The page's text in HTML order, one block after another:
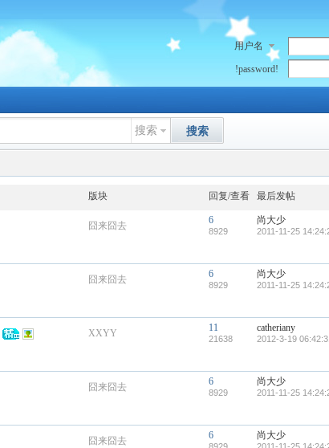
用户名
!password!
搜索 搜索
版块 回复/查看 最后发帖
囧来囧去 6
8929
尚大少
2011-11-25
囧来囧去 6
8929
尚大少
2011-11-25
XXYY 11
21638
catheriany
2012-3-19
囧来囧去 6
8929
尚大少
2011-11-25
囧来囧去 6 尚大少